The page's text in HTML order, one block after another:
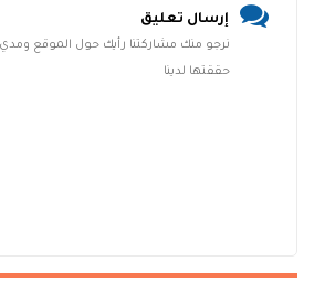
إرسال تعليق
نرجو منك مشاركتنا رأيك حول الموقع ومدي
حققتها لدينا